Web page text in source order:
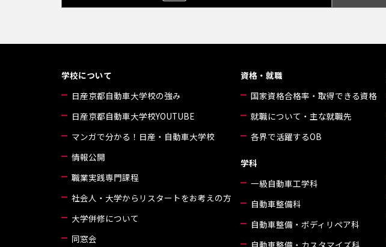
学校について
日産京都自動車大学校の強み
日産京都自動車大学校YOUTUBE
マンガで分かる！日産・自動車大学校
情報公開
職業実践専門課程
社会人・大学からリスタートをお考えの方
大学併修について
同窓会
資格・就職
国家資格合格率・取得できる資格
就職について・主な就職先
各界で活躍するOB
学科
一級自動車工学科
自動車整備科
自動車整備・ボディリペア科
自動車整備・カスタマイズ科